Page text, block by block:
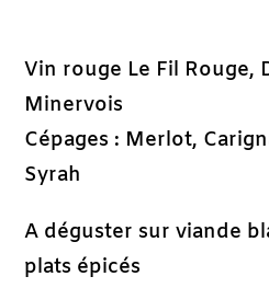
Vin rouge Le Fil Rouge,
Minervois
Cépages : Merlot,
Syrah
A déguster sur viande
plats épicés